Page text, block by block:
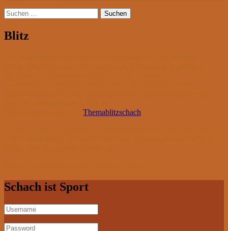
Suchen
nach:
Blitz
Themablitzschach
Schach ist Sport